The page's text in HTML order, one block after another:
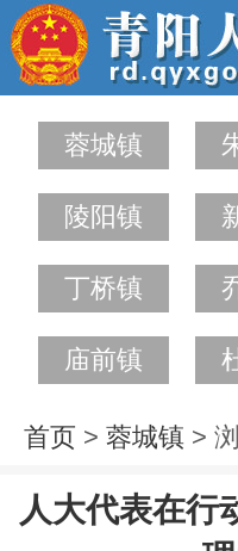
蓉城镇
陵阳镇
丁桥镇
庙前镇
首页 > 蓉城镇 >
人大代表在行